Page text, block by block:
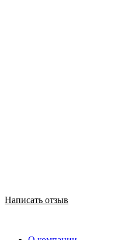
Написать отзыв